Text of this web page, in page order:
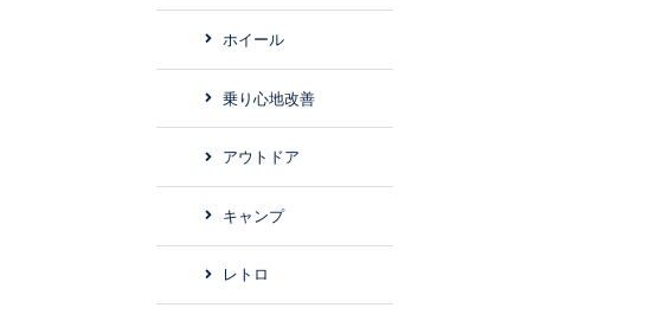
ホイール
乗り心地改善
アウトドア
キャンプ
レトロ